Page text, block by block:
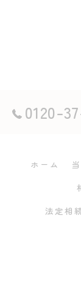
0120-
ホーム
法定相